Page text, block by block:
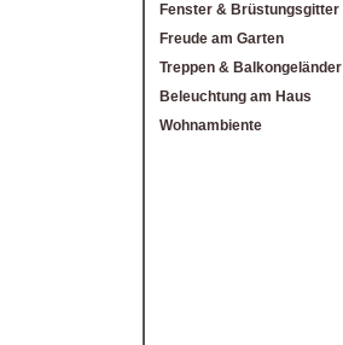
Fenster & Brüstungsgitter
Freude am Garten
Treppen & Balkongeländer
Beleuchtung am Haus
Wohnambiente